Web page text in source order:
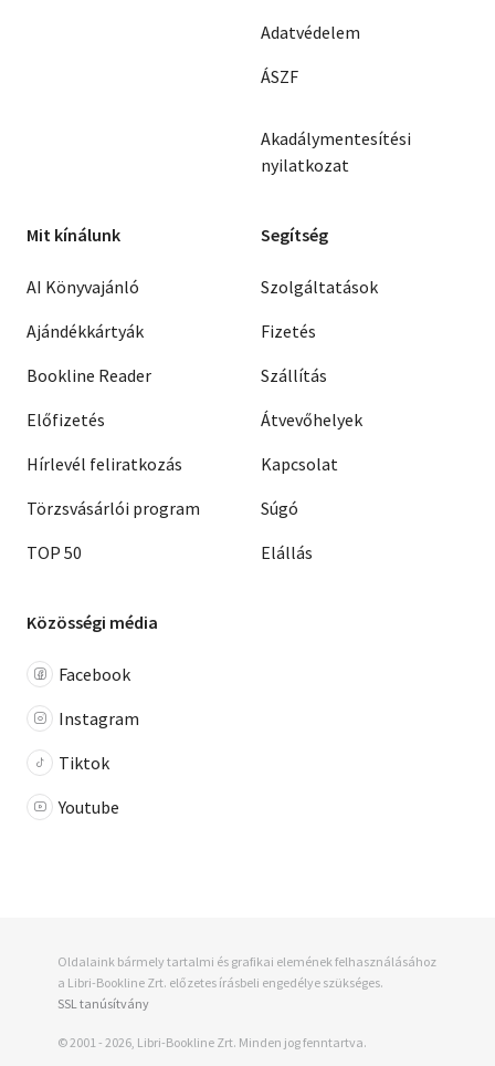
Adatvédelem
ÁSZF
Akadálymentesítési
nyilatkozat
Mit kínálunk
AI Könyvajánló
Ajándékkártyák
Bookline Reader
Előfizetés
Hírlevél feliratkozás
Törzsvásárlói program
TOP 50
Segítség
Szolgáltatások
Fizetés
Szállítás
Átvevőhelyek
Kapcsolat
Súgó
Elállás
Közösségi média
Facebook
Instagram
Tiktok
Youtube
Oldalaink bármely tartalmi és grafikai elemének felhasználásához
a Libri-Bookline Zrt. előzetes írásbeli engedélye szükséges.
SSL tanúsítvány
© 2001 - 2026, Libri-Bookline Zrt. Minden jog fenntartva.